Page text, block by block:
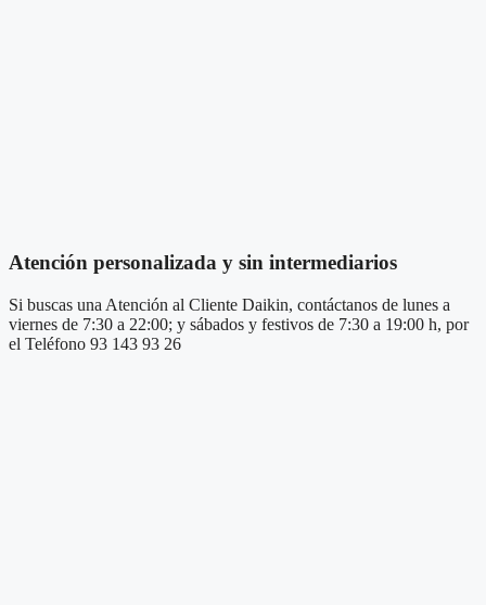
Atención personalizada y sin intermediarios
Si buscas una Atención al Cliente Daikin, contáctanos de lunes a
viernes de 7:30 a 22:00; y sábados y festivos de 7:30 a 19:00 h, por
el Teléfono 93 143 93 26